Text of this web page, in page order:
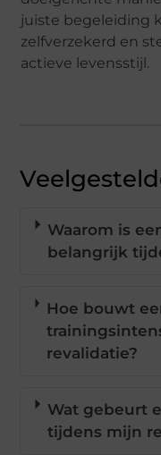
juiste begeleiding
zelfverzekerd en
actieve levensstijl.
Waarom is
belangrijk
Hoe bouwt
revalidatie?
Wat gebeurt
tijdens mijn